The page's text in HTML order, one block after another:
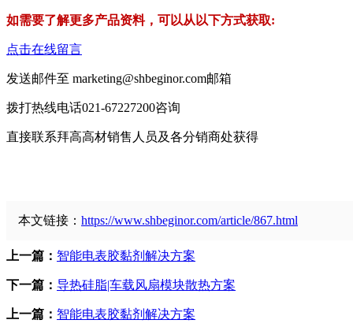
如需要了解更多产品资料，可以从以下方式获取:
点击在线留言
发送邮件至 marketing@shbeginor.com邮箱
拨打热线电话021-67227200咨询
直接联系拜高高材销售人员及各分销商处获得
本文链接： https://www.shbeginor.com/article/867.html
上一篇： 智能电表胶黏剂解决方案
下一篇： 导热硅脂|车载风扇模块散热方案
上一篇： 智能电表胶黏剂解决方案